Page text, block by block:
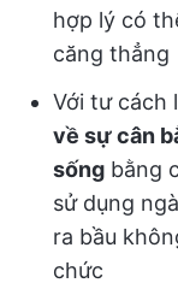
hợp lý có
căng thẳng
Với tư cách
về sự cân
sống bằng
sử dụng
ra bầu
chức